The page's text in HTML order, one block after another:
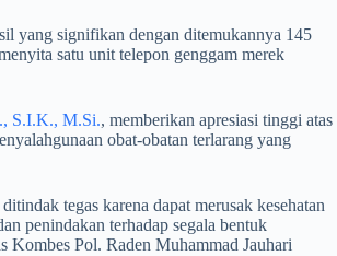
yang signifikan dengan ditemukannya 145
satu unit telepon genggam merek
S.I.K., M.Si., memberikan apresiasi tinggi atas
obat-obatan terlarang yang
tegas karena dapat merusak kesehatan
penindakan terhadap segala bentuk
Kombes Pol. Raden Muhammad Jauhari